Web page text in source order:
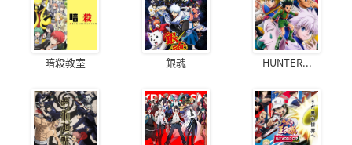
暗殺教室 銀魂 HUNTER...